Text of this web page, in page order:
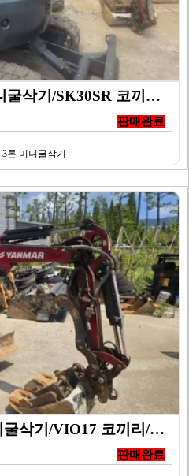
코벨코/굴삭기/3톤 미니굴삭기/SK30SR 코끼리/20…
판매완료
톤 미니굴삭기
얀마/굴삭기/1.7톤 미니굴삭기/VIO17 코끼리/20…
판매완료